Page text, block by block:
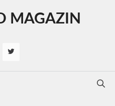
MAGAZIN